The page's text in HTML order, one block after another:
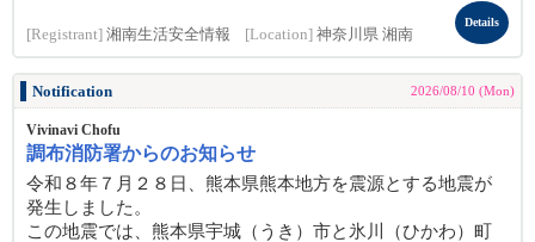
[Registrant] 湘南生活安全情報 [Location] 神奈川県 湘南
Details
Notification 2026/08/10 (Mon)
Vivinavi Chofu
調布消防署からのお知らせ
令和８年７月２８日、熊本県熊本地方を震源とする地震が
発生しました。
この地震では、熊本県宇城（うき）市と氷川（ひかわ）町